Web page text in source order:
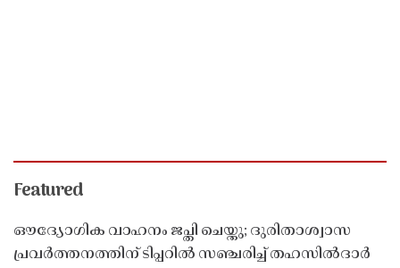
Featured
ഔദ്യോഗിക വാഹനം ജപ്തി ചെയ്തു; ദുരിതാശ്വാസ
പ്രവർത്തനത്തിന് ടിപ്പറിൽ സഞ്ചരിച്ച് തഹസിൽദാർ